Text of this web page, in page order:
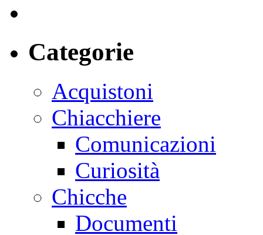
Categorie
Acquistoni
Chiacchiere
Comunicazioni
Curiosità
Chicche
Documenti